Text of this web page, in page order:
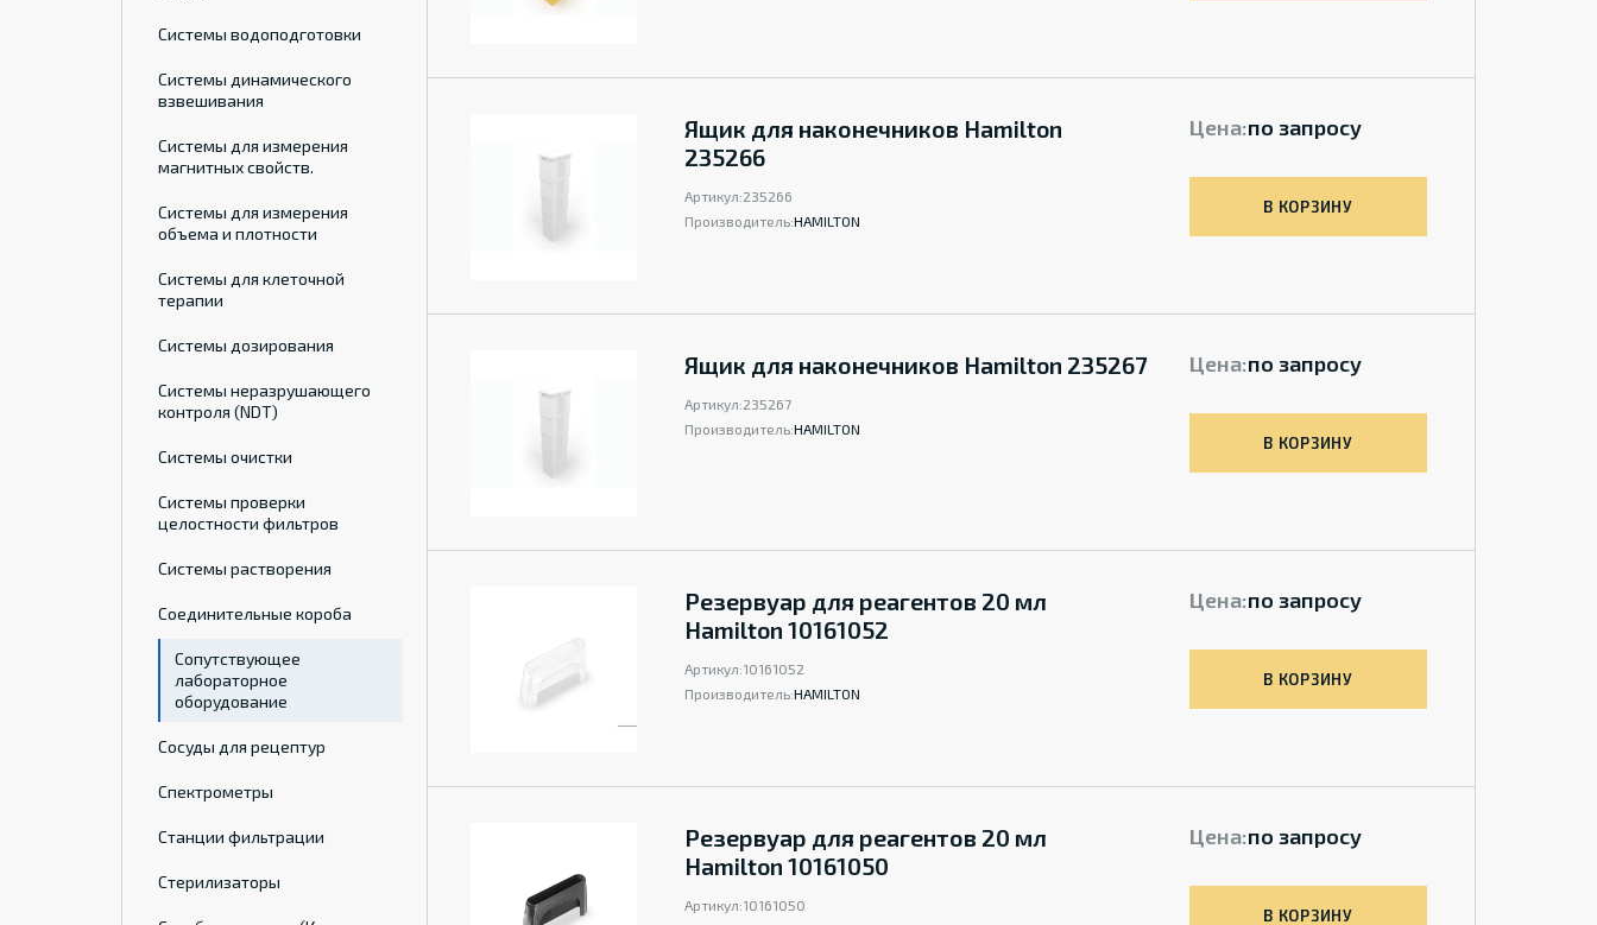
Системы водоподготовки
Системы динамического
взвешивания
Системы для измерения
магнитных свойств.
Системы для измерения
объема и плотности
Системы для клеточной
терапии
Системы дозирования
Системы неразрушающего
контроля (NDT)
Системы очистки
Системы проверки
целостности фильтров
Системы растворения
Соединительные короба
Сопутствующее
лабораторное
оборудование
Сосуды для рецептур
Спектрометры
Станции фильтрации
Стерилизаторы
Ящик для наконечников Hamilton
235266
Артикул:235266
Производитель:HAMILTON
Цена:по запросу
В КОРЗИНУ
Ящик для наконечников Hamilton 235267
Артикул:235267
Производитель:HAMILTON
Цена:по запросу
В КОРЗИНУ
Резервуар для реагентов 20 мл
Hamilton 10161052
Артикул:10161052
Производитель:HAMILTON
Цена:по запросу
В КОРЗИНУ
Резервуар для реагентов 20 мл
Hamilton 10161050
Артикул:10161050
Цена:по запросу
В КОРЗИНУ